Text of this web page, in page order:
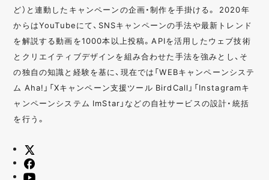
ど）と連動したキャンペーンの企画・制作を手掛ける。 2020年
からはYouTubeにて、SNSキャンペーンの手法や最新トレンド
を解説する動画を1000本以上投稿。APIを活用したウェブ技術
とクリエイティブデザインを組み合わせた手法を強みとし、そ
の独自の知識と経験を基に、現在では「WEBキャンペーンシステ
ム Aha!」「Xキャンペーン支援ツール BirdCall」「Instagramキ
ャンペーンシステム ImStar」などの自社サービスの設計・統括
を行う。